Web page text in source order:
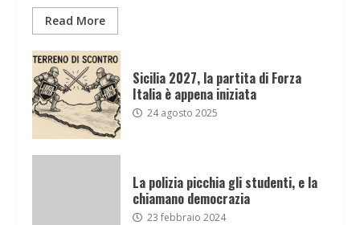
Read More
Sicilia 2027, la partita di Forza
Italia è appena iniziata
24 agosto 2025
La polizia picchia gli studenti, e la
chiamano democrazia
23 febbraio 2024